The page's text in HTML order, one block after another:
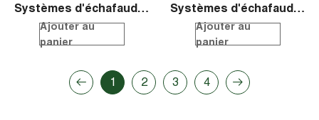
Systèmes d'échafaudage ronds QS
Ajouter au
panier
Systèmes d'échafaudage ronds QS
Ajouter au
panier
1 2 3 4